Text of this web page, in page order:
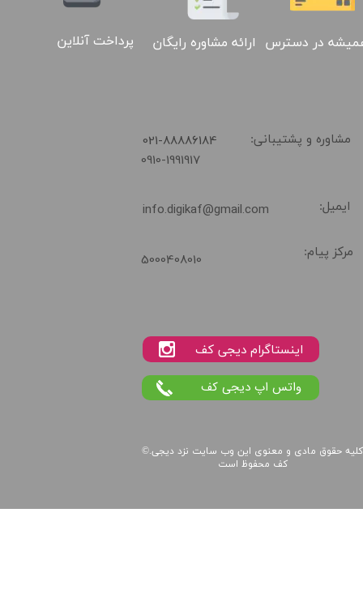
در دسترس ارائه مشاوره رایگان پرداخت آنلاین
مشاوره و پشتیبانی: ​021-88886184
info.digikaf@gmail.com
©. کلیه حقوق مادی و معنوی این وب سایت نزددیجی
کف محفوظ است
ایمیل:
مرکز پیام: 5000408010
0910-1991917
واتس اپ دیجی کف